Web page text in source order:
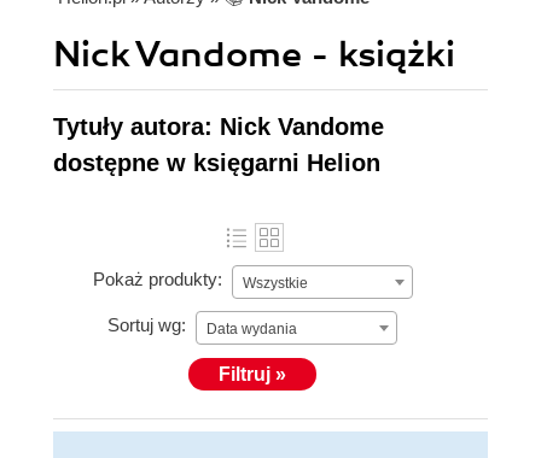
Nick Vandome - książki
Tytuły autora: Nick Vandome
dostępne w księgarni Helion
Pokaż produkty: Wszystkie
Sortuj wg: Data wydania
Filtruj »